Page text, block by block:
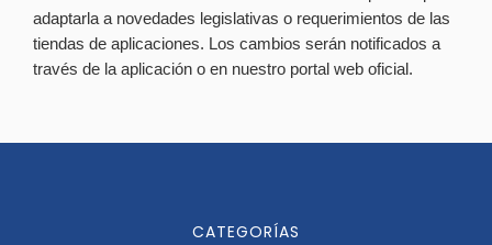
adaptarla a novedades legislativas o requerimientos de las
tiendas de aplicaciones. Los cambios serán notificados a
través de la aplicación o en nuestro portal web oficial.
CATEGORÍAS